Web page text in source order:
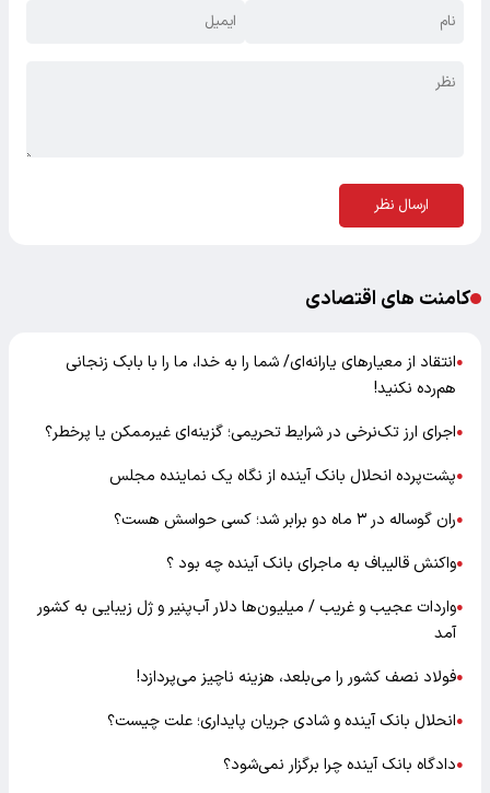
ارسال نظر
کامنت های اقتصادی
●انتقاد از معیارهای یارانه‌ای/ شما را به خدا، ما را با بابک زنجانی
هم‌رده نکنید!
●اجرای ارز تک‌نرخی در شرایط تحریمی؛ گزینه‌ای غیرممکن یا پرخطر؟
●پشت‌پرده انحلال بانک آینده از نگاه یک نماینده مجلس
●ران گوساله در ۳ ماه دو برابر شد؛ کسی حواسش هست؟
●واکنش قالیباف به ماجرای بانک آینده چه بود ؟
●واردات عجیب و غریب / میلیون‌ها دلار آب‌پنیر و ژل زیبایی به کشور
آمد
●فولاد نصف کشور را می‌بلعد، هزینه ناچیز می‌پردازد!
●انحلال بانک آینده و شادی جریان پایداری؛ علت چیست؟
●دادگاه بانک آینده چرا برگزار نمی‌شود؟